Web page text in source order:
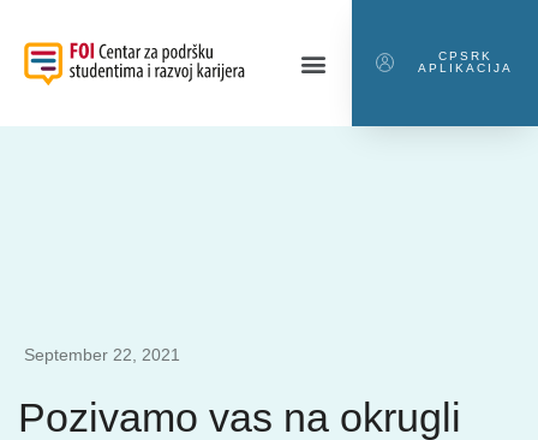
CPSRK
APLIKACIJA
September 22, 2021
Pozivamo vas na okrugli